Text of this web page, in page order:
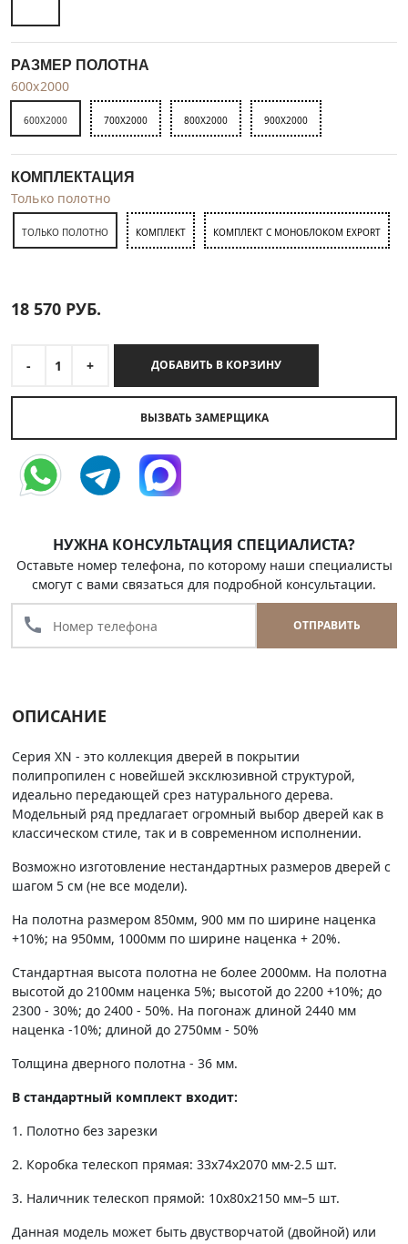
РАЗМЕР ПОЛОТНА
600x2000
600X2000 700X2000 800X2000 900X2000
КОМПЛЕКТАЦИЯ
Только полотно
ТОЛЬКО ПОЛОТНО КОМПЛЕКТ КОМПЛЕКТ С МОНОБЛОКОМ EXPORT
18 570 РУБ.
- 1 + ДОБАВИТЬ В КОРЗИНУ
ВЫЗВАТЬ ЗАМЕРЩИКА
НУЖНА КОНСУЛЬТАЦИЯ СПЕЦИАЛИСТА?
Оставьте номер телефона, по которому наши специалисты
смогут с вами связаться для подробной консультации.
call ОТПРАВИТЬ
ОПИСАНИЕ
Серия XN - это коллекция дверей в покрытии
полипропилен с новейшей эксклюзивной структурой,
идеально передающей срез натурального дерева.
Модельный ряд предлагает огромный выбор дверей как в
классическом стиле, так и в современном исполнении.
Возможно изготовление нестандартных размеров дверей с
шагом 5 см (не все модели).
На полотна размером 850мм, 900 мм по ширине наценка
+10%; на 950мм, 1000мм по ширине наценка + 20%.
Стандартная высота полотна не более 2000мм. На полотна
высотой до 2100мм наценка 5%; высотой до 2200 +10%; до
2300 - 30%; до 2400 - 50%. На погонаж длиной 2440 мм
наценка -10%; длиной до 2750мм - 50%
Толщина дверного полотна - 36 мм.
В стандартный комплект входит:
1. Полотно без зарезки
2. Коробка телескоп прямая: 33х74х2070 мм-2.5 шт.
3. Наличник телескоп прямой: 10х80х2150 мм–5 шт.
Данная модель может быть двустворчатой (двойной) или